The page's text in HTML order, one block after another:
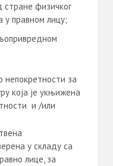
стране физичког
у правном лицу;
непокретности за
која је укњижена
и /или
у складу са
лице, за